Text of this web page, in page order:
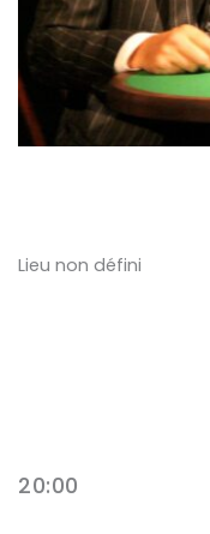
Lieu non défini
20:00